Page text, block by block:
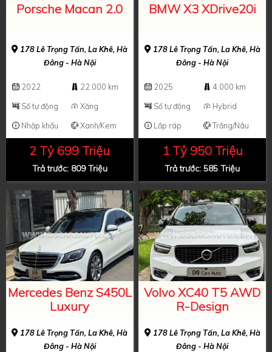
Porsche Macan 2.0
178 Lê Trọng Tấn, La Khê, Hà
Đông - Hà Nội
2022
22.000 km
Số tự động
Xăng
Nhập khẩu
Xanh/Kem
2 Tỷ 699 Triệu
Trả trước: 809 Triệu
BMW X3 XDrive20i
178 Lê Trọng Tấn, La Khê, Hà
Đông - Hà Nội
2025
4.000 km
Số tự động
Hybrid
Lắp ráp
Trắng/Nâu
1 Tỷ 950 Triệu
Trả trước: 585 Triệu
Mercedes Benz S450L
Luxury
178 Lê Trọng Tấn, La Khê, Hà
Đông - Hà Nội
Volvo XC40 T5 AWD
R-Design
178 Lê Trọng Tấn, La Khê, Hà
Đông - Hà Nội